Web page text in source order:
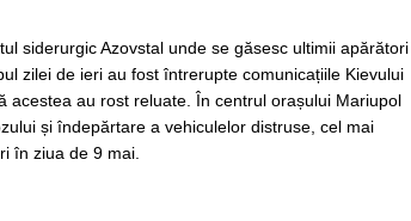
siderurgic Azovstal unde se găsesc ultimii apărători
zilei de ieri au fost întrerupte comunicațiile Kievului
acestea au rost reluate. În centrul orașului Mariupol
și îndepărtare a vehiculelor distruse, cel mai
în ziua de 9 mai.